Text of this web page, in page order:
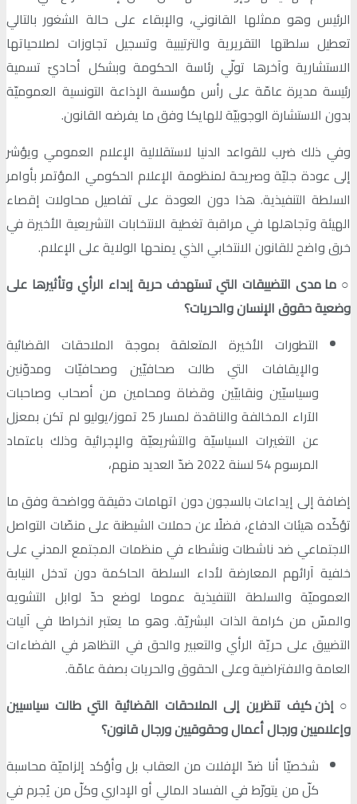
الرئيس وهو ممثلها القانوني، والإبقاء على حالة الشغور بالتالي
تعطيل سلطتها التقريرية والترتيبية وتسجيل تجاوزات لصلاحياتها
الاستشارية وآخرها تولّي رئاسة الحكومة وبشكل أحاديّ تسمية
رئيسة مديرة عامّة على رأس مؤسسة الإذاعة التونسية العموميّة
بدون الاستشارة الوجوبيّة للهايكا وفق ما يفرضه القانون.
وفي ذلك ضرب للقواعد الدنيا لاستقلالية الإعلام العمومي ويؤشر
إلى عودة جليّة وصريحة لمنظومة الإعلام الحكومي المؤتمر بأوامر
السلطة التنفيذية. هذا دون العودة على تفاصيل محاولات إقصاء
الهيئة وتجاهلها في مراقبة تغطية الانتخابات التشريعية الأخيرة في
خرق واضح للقانون الانتخابي الذي يمنحها الولاية على الإعلام.
○ ما مدى التضييقات التي تستهدف حرية إبداء الرأي وتأثيرها على
وضعية حقوق الإنسان والحريات؟
التطورات الأخيرة المتعلقة بموجة الملاحقات القضائية
والإيقافات التي طالت صحافيّين وصحافيّات ومدوّنين
وسياسيّين ونقابيّين وقضاة ومحامين من أصحاب وصاحبات
الآراء المخالفة والناقدة لمسار 25 تموز/يوليو لم تكن بمعزل
عن التغيرات السياسيّة والتشريعيّة والإجرائية وذلك باعتماد
المرسوم 54 لسنة 2022 ضدّ العديد منهم،
إضافة إلى إيداعات بالسجون دون اتهامات دقيقة وواضحة وفق ما
تؤكّده هيئات الدفاع، فضلًا عن حملات الشيطنة على منصّات التواصل
الاجتماعي ضد ناشطات ونشطاء في منظمات المجتمع المدني على
خلفية آرائهم المعارضة لأداء السلطة الحاكمة دون تدخل النيابة
العموميّة والسلطة التنفيذية عموما لوضع حدّ لوابل التشويه
والمسّ من كرامة الذات البشريّة. وهو ما يعتبر انخراطا في آليات
التضييق على حريّة الرأي والتعبير والحق في التظاهر في الفضاءات
العامة والافتراضية وعلى الحقوق والحريات بصفة عامّة.
○إذن كيف تنظرين إلى الملاحقات القضائية التي طالت سياسيين
وإعلاميين ورجال أعمال وحقوقيين ورجال قانون؟
شخصيّا أنا ضدّ الإفلات من العقاب بل وأؤكد إلزاميّة محاسبة
كلّ من يتورّط في الفساد المالي أو الإداري وكلّ من يُجرم في